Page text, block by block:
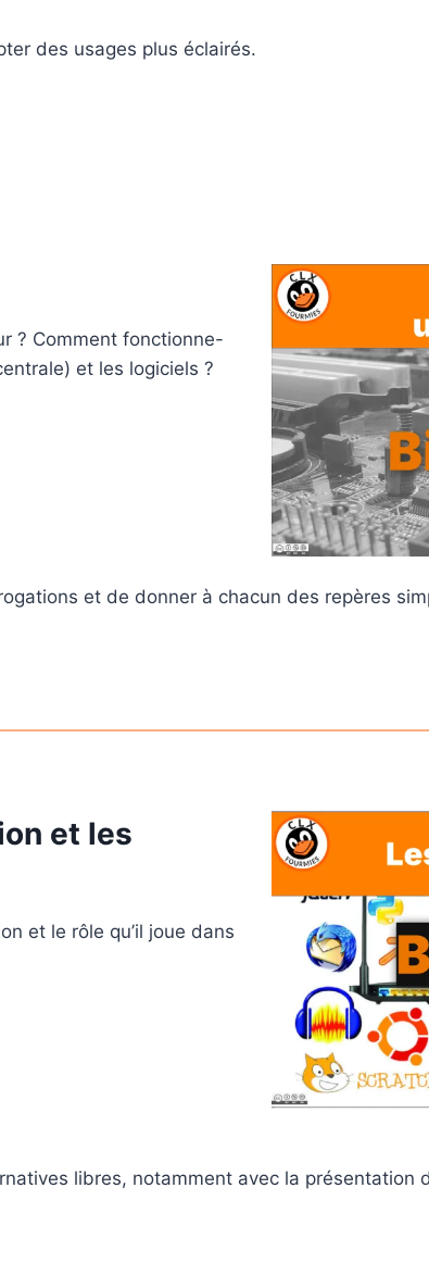
des usages plus éclairés.
? Comment fonctionne-
et les logiciels ?
et de donner à chacun des repères
et les
et le rôle qu’il joue dans
libres, notamment avec la présentation